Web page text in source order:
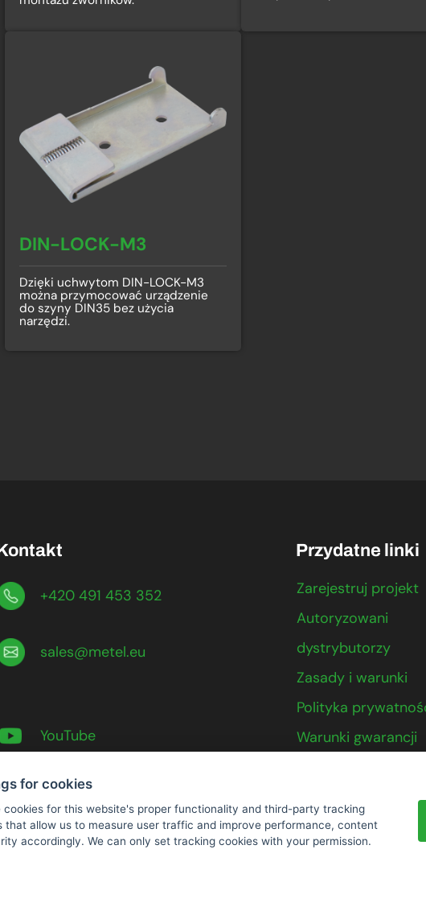
DIN-LOCK-M3
Dzięki uchwytom DIN-LOCK-M3
można przymocować urządzenie
do szyny DIN35 bez użycia
narzędzi.
Kontakt
+420 491 453 352
sales@metel.eu
YouTube
Przydatne linki
Zarejestruj projekt
Autoryzowani
dystrybutorzy
Zasady i warunki
Polityka
Warunki gwarancji
for cookies
cookies for this website's proper functionality and third-party tracking
that allow us to measure user traffic and improve performance, content
accordingly. We can only set tracking cookies with your permission.